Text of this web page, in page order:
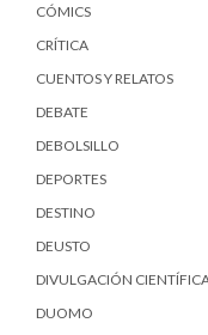
CÓMICS
CRÍTICA
CUENTOS Y RELATOS
DEBATE
DEBOLSILLO
DEPORTES
DESTINO
DEUSTO
DIVULGACIÓN
DUOMO